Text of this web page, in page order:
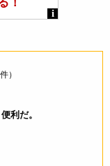
）
利だ。